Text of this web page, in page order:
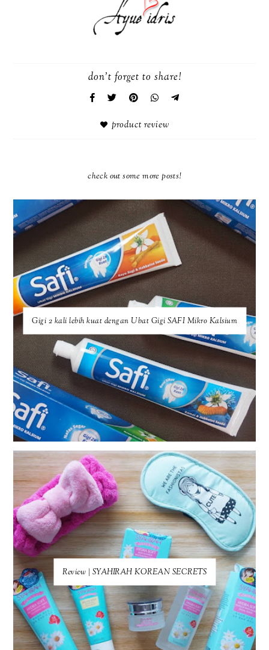
don't forget to share!
product review
check out some more posts!
Gigi 2 kali lebih kuat dengan Ubat Gigi SAFI Mikro Kalsium
Review | SYAHIRAH KOREAN SECRETS